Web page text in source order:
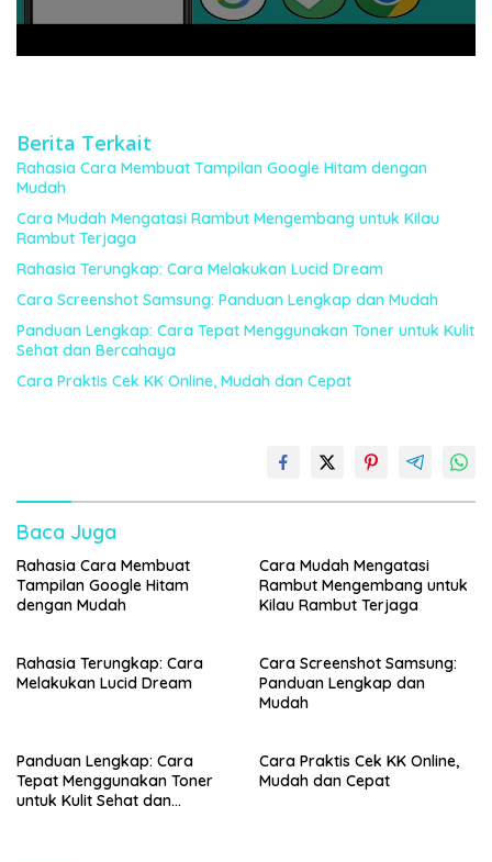
Berita Terkait
Rahasia Cara Membuat Tampilan Google Hitam dengan
Mudah
Cara Mudah Mengatasi Rambut Mengembang untuk Kilau
Rambut Terjaga
Rahasia Terungkap: Cara Melakukan Lucid Dream
Cara Screenshot Samsung: Panduan Lengkap dan Mudah
Panduan Lengkap: Cara Tepat Menggunakan Toner untuk Kulit
Sehat dan Bercahaya
Cara Praktis Cek KK Online, Mudah dan Cepat
Baca Juga
Rahasia Cara Membuat
Tampilan Google Hitam
dengan Mudah
Cara Mudah Mengatasi
Rambut Mengembang untuk
Kilau Rambut Terjaga
Rahasia Terungkap: Cara
Melakukan Lucid Dream
Cara Screenshot Samsung:
Panduan Lengkap dan
Mudah
Panduan Lengkap: Cara
Tepat Menggunakan Toner
untuk Kulit Sehat dan
Cara Praktis Cek KK Online,
Mudah dan Cepat